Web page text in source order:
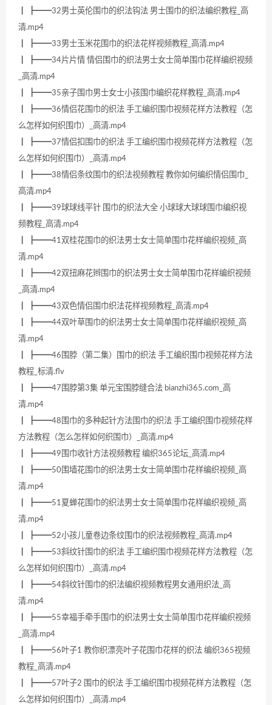
┃ ┣━━32男士英伦围巾的织法钩法 男士围巾的织法编织教程_高
清.mp4
┃ ┣━━33男士玉米花围巾的织法花样视频教程_高清.mp4
┃ ┣━━34片片情 情侣围巾的织法男士女士简单围巾花样编织视频
_高清.mp4
┃ ┣━━35亲子围巾男士女士小孩围巾编织花样教程_高清.mp4
┃ ┣━━36情侣花围巾的织法 手工编织围巾视频花样方法教程（怎
么怎样如何织围巾）_高清.mp4
┃ ┣━━37情侣扣围巾的织法 手工编织围巾视频花样方法教程（怎
么怎样如何织围巾）_高清.mp4
┃ ┣━━38情侣条纹围巾的织法视频教程 教你如何编织情侣围巾_
高清.mp4
┃ ┣━━39球球线平针 围巾的织法大全 小球球大球球围巾编织视
频教程_高清.mp4
┃ ┣━━41双桂花围巾的织法男士女士简单围巾花样编织视频_高
清.mp4
┃ ┣━━42双扭麻花辫围巾的织法男士女士简单围巾花样编织视频
_高清.mp4
┃ ┣━━43双色情侣围巾织法花样视频教程_高清.mp4
┃ ┣━━44双叶草围巾的织法男士女士简单围巾花样编织视频_高
清.mp4
┃ ┣━━46围脖（第二集）围巾的织法 手工编织围巾视频花样方法
教程_标清.flv
┃ ┣━━47围脖第3集 单元宝围脖缝合法 bianzhi365.com_高
清.mp4
┃ ┣━━48围巾的多种起针方法围巾的织法 手工编织围巾视频花样
方法教程（怎么怎样如何织围巾）_高清.mp4
┃ ┣━━49围巾收针方法视频教程 编织365论坛_高清.mp4
┃ ┣━━50围墙花围巾的织法男士女士简单围巾花样编织视频_高
清.mp4
┃ ┣━━51夏蝉花围巾的织法男士女士简单围巾花样编织视频_高
清.mp4
┃ ┣━━52小孩儿童卷边条纹围巾的织法视频教程_高清.mp4
┃ ┣━━53斜纹针围巾的织法 手工编织围巾视频花样方法教程（怎
么怎样如何织围巾）_高清.mp4
┃ ┣━━54斜纹针围巾的织法编织视频教程男女通用织法_高
清.mp4
┃ ┣━━55幸福手牵手围巾的织法男士女士简单围巾花样编织视频
_高清.mp4
┃ ┣━━56叶子1 教你织漂亮叶子花围巾花样的织法 编织365视频
教程_高清.mp4
┃ ┣━━57叶子2 围巾的织法 手工编织围巾视频花样方法教程（怎
么怎样如何织围巾）_高清.mp4